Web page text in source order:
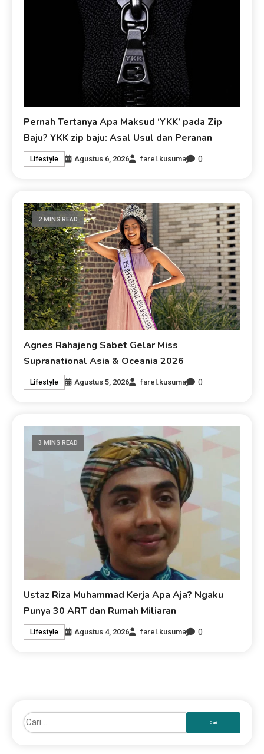
Pernah Tertanya Apa Maksud ‘YKK’ pada Zip
Baju? YKK zip baju: Asal Usul dan Peranan
Lifestyle Agustus 6, 2026 farel.kusuma 0
2 MINS READ
Agnes Rahajeng Sabet Gelar Miss
Supranational Asia & Oceania 2026
Lifestyle Agustus 5, 2026 farel.kusuma 0
3 MINS READ
Ustaz Riza Muhammad Kerja Apa Aja? Ngaku
Punya 30 ART dan Rumah Miliaran
Lifestyle Agustus 4, 2026 farel.kusuma 0